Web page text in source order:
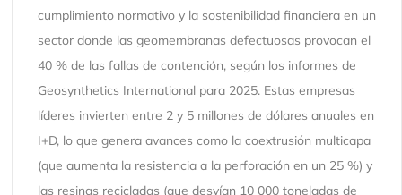
cumplimiento normativo y la sostenibilidad financiera en un
sector donde las geomembranas defectuosas provocan el
40 % de las fallas de contención, según los informes de
Geosynthetics International para 2025. Estas empresas
líderes invierten entre 2 y 5 millones de dólares anuales en
I+D, lo que genera avances como la coextrusión multicapa
(que aumenta la resistencia a la perforación en un 25 %) y
las resinas recicladas (que desvían 10 000 toneladas de